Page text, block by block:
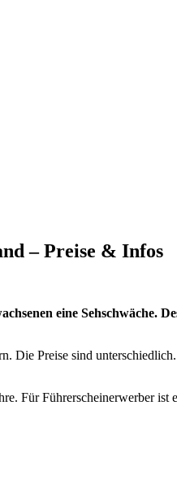
– Preise & Infos
eine Sehschwäche.
Die Preise sind
Für Führerscheinerwerber